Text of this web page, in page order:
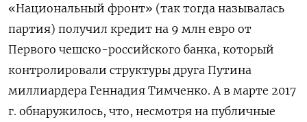
«Национальный фронт» (так тогда называлась
партия) получил кредит на 9 млн евро от
Первого чешско-российского банка, который
контролировали структуры друга Путина
миллиардера Геннадия Тимченко. А в марте 2017
г. обнаружилось, что, несмотря на публичные